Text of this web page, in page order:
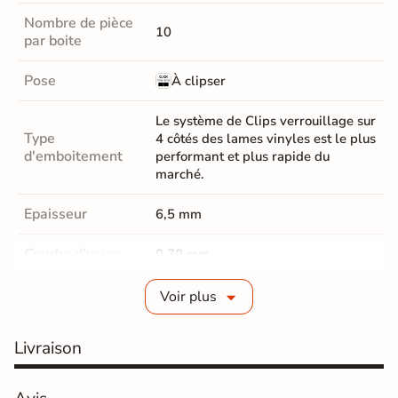
Nombre de pièce
par boite
10
Pose À clipser
Type
d'emboitement
Le système de Clips verrouillage sur
4 côtés des lames vinyles est le plus
performant et plus rapide du
marché.
Epaisseur 6,5 mm
Couche d'usure 0,70 mm
Micro-Chanfreins
Résistance
classe 23 résidentiel / 33
Voir plus
Livraison